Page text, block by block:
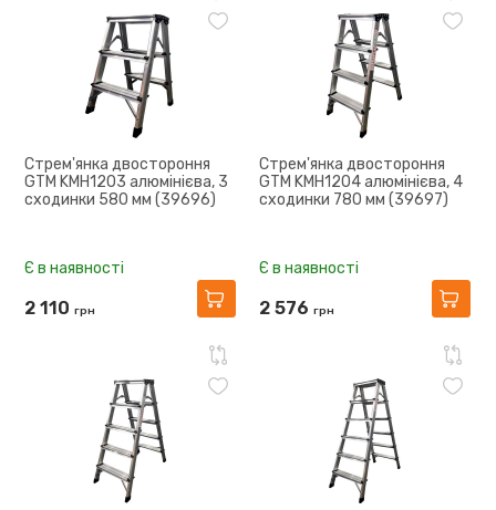
Стрем'янка двостороння
GTM KMH1203 алюмінієва, 3
сходинки 580 мм (39696)
Є в наявності
2 110 грн
Стрем'янка двостороння
GTM KMH1204 алюмінієва, 4
сходинки 780 мм (39697)
Є в наявності
2 576 грн